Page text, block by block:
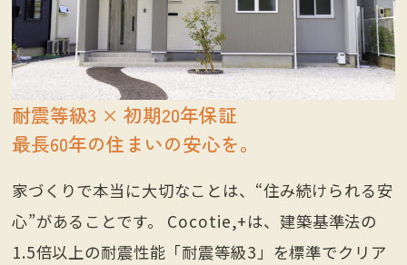
耐震等級3 × 初期20年保証
最長60年の住まいの安心を。
家づくりで本当に大切なことは、“住み続けられる安
心”があることです。 Cocotie,+は、建築基準法の
1.5倍以上の耐震性能「耐震等級3」を標準でクリア